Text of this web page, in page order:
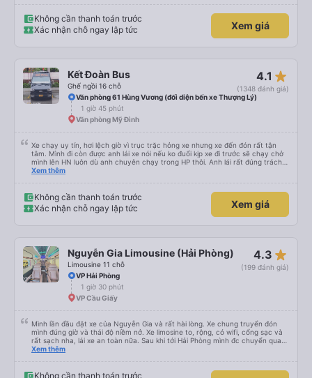
Không cần thanh toán trước
Xác nhận chỗ ngay lập tức
Xem giá
Kết Đoàn Bus
Ghế ngồi 16 chỗ
4.1 star_rate
(1348 đánh giá)
Văn phòng 61 Hùng Vương (đối diện bến xe Thượng Lý)
1 giờ 45 phút
Văn phòng Mỹ Đình
Xe chạy uy tín, hơi lệch giờ vì trục trặc hỏng xe nhưng xe đến đón rất tận
tâm. Mình đi còn được anh lái xe nói nếu ko đuổi kịp xe đi trước sẽ chạy chở
mình lên HN luôn dù anh chuyên chạy trong HP thôi. Anh lái rất đúng trách
nhiệm của công ty là đặt khách lên hàng đầu. Sẽ ủng hộ xe dài dài. P/s: xe
Xem thêm
Không cần thanh toán trước
Xác nhận chỗ ngay lập tức
Xem giá
Nguyễn Gia Limousine (Hải Phòng)
Limousine 11 chỗ
4.3 star_rate
(199 đánh giá)
VP Hải Phòng
1 giờ 30 phút
VP Cầu Giấy
Mình lần đầu đặt xe của Nguyễn Gia và rất hài lòng. Xe chung truyển đón
mình đúng giờ và thái độ niềm nở. Xe limosine to, rộng, có wifi, cổng sạc và
rất sạch nha, lái xe an toàn nữa. Sau khi tới Hải Phòng mình đc chuyển qua
xe trung chuyển ( vf6) sạch sẽ, thoải mái bạn lái xe rất nice. 1 trải nghiệm
Xem thêm
Không cần thanh toán trước